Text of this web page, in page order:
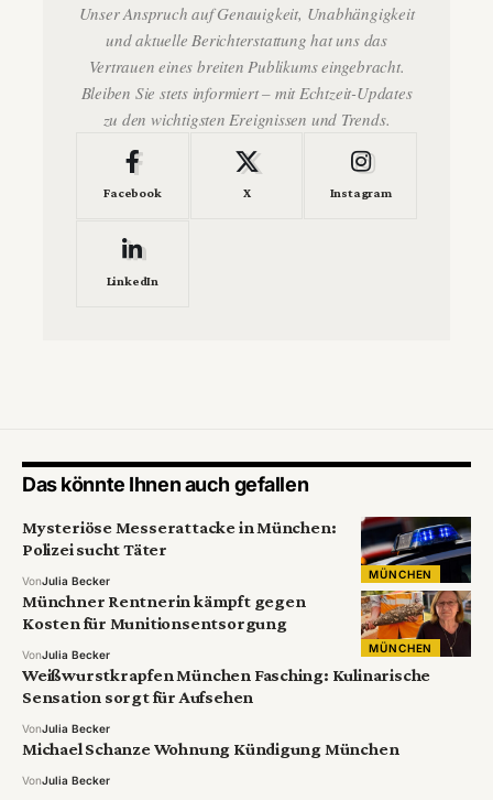
Unser Anspruch auf Genauigkeit, Unabhängigkeit
und aktuelle Berichterstattung hat uns das
Vertrauen eines breiten Publikums eingebracht.
Bleiben Sie stets informiert – mit Echtzeit-Updates
zu den wichtigsten Ereignissen und Trends.
Facebook X Instagram
LinkedIn
Das könnte Ihnen auch gefallen
MÜNCHEN
Mysteriöse Messerattacke in München:
Polizei sucht Täter
VonJulia Becker
MÜNCHEN
Münchner Rentnerin kämpft gegen
Kosten für Munitionsentsorgung
VonJulia Becker
Weißwurstkrapfen München Fasching: Kulinarische
Sensation sorgt für Aufsehen
VonJulia Becker
Michael Schanze Wohnung Kündigung München
VonJulia Becker